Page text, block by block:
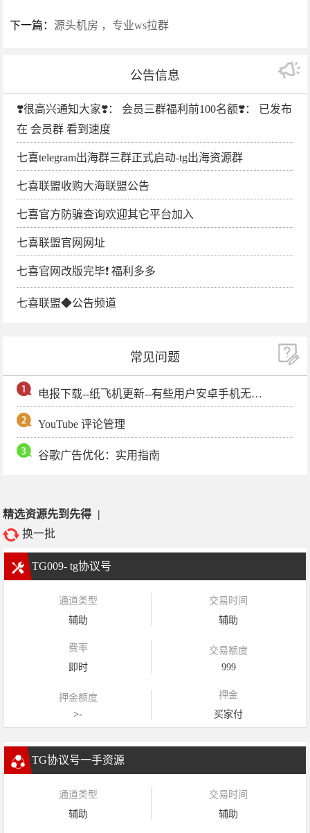
下一篇： 源头机房 ，专业ws拉群
公告信息
❣️很高兴通知大家❣️： 会员三群福利前100名额❣️： 已发布
在 会员群 看到速度
七喜telegram出海群三群正式启动-tg出海资源群
七喜联盟收购大海联盟公告
七喜官方防骗查询欢迎其它平台加入
七喜联盟官网网址
七喜官网改版完毕❗️ 福利多多
七喜联盟◆公告频道
常见问题
电报下载--纸飞机更新--有些用户安卓手机无法更新电报软件
YouTube 评论管理
谷歌广告优化：实用指南
精选资源先到先得 |
换一批
TG009- tg协议号
通道类型
辅助
交易时间
辅助
费率
即时
交易额度
999
押金额度
>-
押金
买家付
TG协议号一手资源
通道类型
辅助
交易时间
辅助